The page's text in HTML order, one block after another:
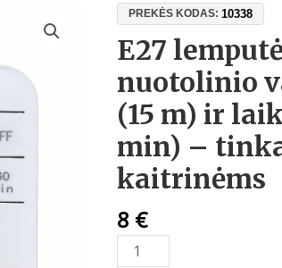
PREKĖS KODAS:10338
E27
nuotolinio
(15 m) ir
min) –
kaitrinėms
8 €
produkto
E27
lemputės
laikiklis
su
nuotolinio
valdymo
pulteliu
(15
m)